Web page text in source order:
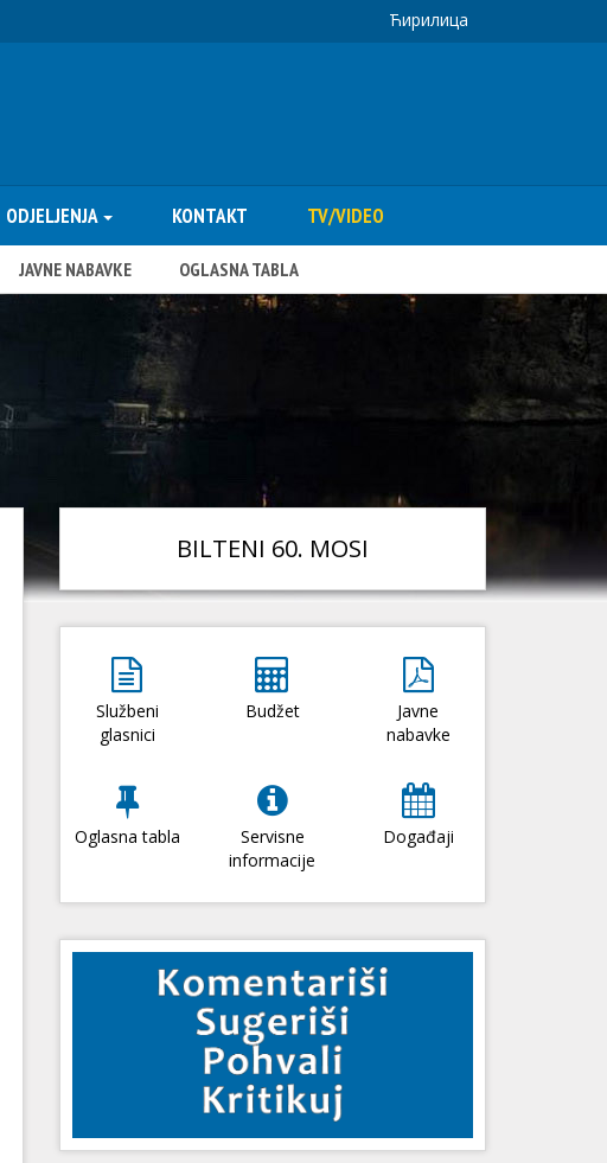
Ћирилица
ODJELJENJA KONTAKT TV/VIDEO
JAVNE NABAVKE OGLASNA TABLA
BILTENI 60. MOSI
Službeni
glasnici
Budžet
Javne
nabavke
Oglasna tabla
Servisne
informacije
Događaji